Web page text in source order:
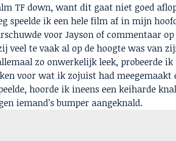
TF down, want dit gaat niet goed
speelde ik een hele film af in mijn
voor Jayson of commentaar
veel te vaak al op de hoogte was van
zo onwerkelijk leek, probeerde ik
voor wat ik zojuist had
hoorde ik ineens een keiharde
iemand’s bumper aangeknald.